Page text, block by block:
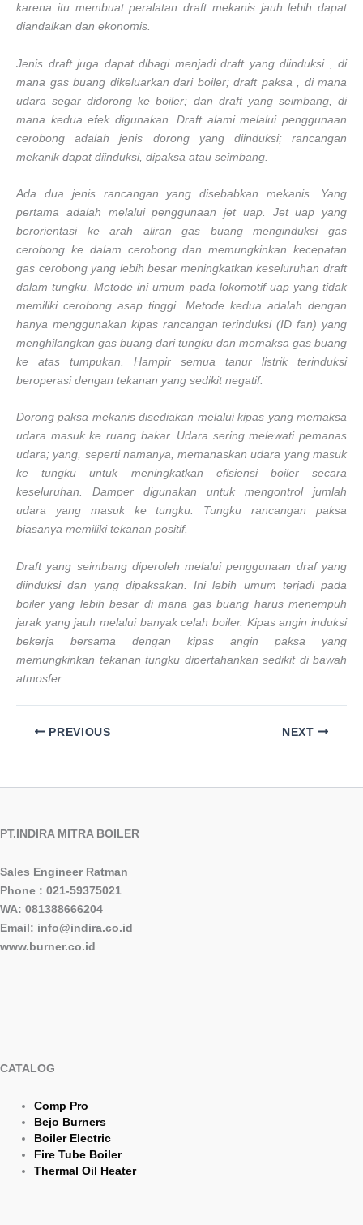
karena itu membuat peralatan draft mekanis jauh lebih dapat
diandalkan dan ekonomis.
Jenis draft juga dapat dibagi menjadi draft yang diinduksi , di
mana gas buang dikeluarkan dari boiler; draft paksa , di mana
udara segar didorong ke boiler; dan draft yang seimbang, di
mana kedua efek digunakan. Draft alami melalui penggunaan
cerobong adalah jenis dorong yang diinduksi; rancangan
mekanik dapat diinduksi, dipaksa atau seimbang.
Ada dua jenis rancangan yang disebabkan mekanis. Yang
pertama adalah melalui penggunaan jet uap. Jet uap yang
berorientasi ke arah aliran gas buang menginduksi gas
cerobong ke dalam cerobong dan memungkinkan kecepatan
gas cerobong yang lebih besar meningkatkan keseluruhan draft
dalam tungku. Metode ini umum pada lokomotif uap yang tidak
memiliki cerobong asap tinggi. Metode kedua adalah dengan
hanya menggunakan kipas rancangan terinduksi (ID fan) yang
menghilangkan gas buang dari tungku dan memaksa gas buang
ke atas tumpukan. Hampir semua tanur listrik terinduksi
beroperasi dengan tekanan yang sedikit negatif.
Dorong paksa mekanis disediakan melalui kipas yang memaksa
udara masuk ke ruang bakar. Udara sering melewati pemanas
udara; yang, seperti namanya, memanaskan udara yang masuk
ke tungku untuk meningkatkan efisiensi boiler secara
keseluruhan. Damper digunakan untuk mengontrol jumlah
udara yang masuk ke tungku. Tungku rancangan paksa
biasanya memiliki tekanan positif.
Draft yang seimbang diperoleh melalui penggunaan draf yang
diinduksi dan yang dipaksakan. Ini lebih umum terjadi pada
boiler yang lebih besar di mana gas buang harus menempuh
jarak yang jauh melalui banyak celah boiler. Kipas angin induksi
bekerja bersama dengan kipas angin paksa yang
memungkinkan tekanan tungku dipertahankan sedikit di bawah
atmosfer.
PREVIOUS NEXT
PT.INDIRA MITRA BOILER
Sales Engineer Ratman
Phone : 021-59375021
WA: 081388666204
Email: info@indira.co.id
www.burner.co.id
CATALOG
Comp Pro
Bejo Burners
Boiler Electric
Fire Tube Boiler
Thermal Oil Heater